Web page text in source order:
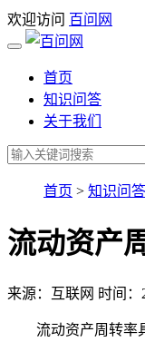
欢迎访问 百问网
首页
知识问答
关于我们
首页 > 知识问答
流动资产
来源：互联网 时间：
流动资产周转率具